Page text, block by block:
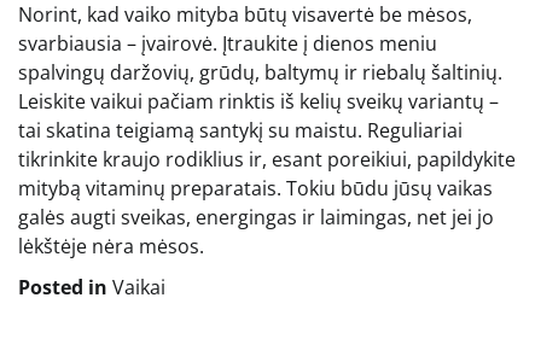
Norint, kad vaiko mityba būtų visavertė be mėsos,
svarbiausia – įvairovė. Įtraukite į dienos meniu
spalvingų daržovių, grūdų, baltymų ir riebalų šaltinių.
Leiskite vaikui pačiam rinktis iš kelių sveikų variantų –
tai skatina teigiamą santykį su maistu. Reguliariai
tikrinkite kraujo rodiklius ir, esant poreikiui, papildykite
mitybą vitaminų preparatais. Tokiu būdu jūsų vaikas
galės augti sveikas, energingas ir laimingas, net jei jo
lėkštėje nėra mėsos.
Posted in Vaikai